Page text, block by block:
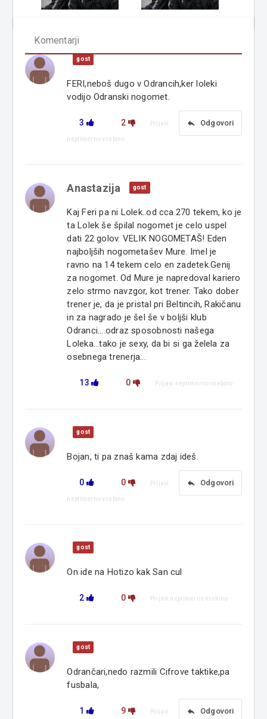
Komentarji
gost
FERI,neboš dugo v Odrancih,ker loleki
vodijo Odranski nogomet.
3 2 reply Odgovori
Prijavi
neprimerno vsebino
Anastazija gost
Kaj Feri pa ni Lolek..od cca.270 tekem, ko je
ta Lolek še špilal nogomet je celo uspel
dati 22 golov. VELIK NOGOMETAŠ! Eden
najboljših nogometašev Mure. Imel je
ravno na 14 tekem celo en zadetek.Genij
za nogomet. Od Mure je napredoval kariero
zelo strmo navzgor, kot trener. Tako dober
trener je, da je pristal pri Beltincih, Rakičanu
in za nagrado je šel še v boljši klub
Odranci....odraz sposobnosti našega
Loleka...tako je sexy, da bi si ga želela za
osebnega trenerja...
13 0 Prijavi neprimerno vsebino
gost
Bojan, ti pa znaš kama zdaj ideš.
0 0 reply Odgovori
Prijavi
neprimerno vsebino
gost
On ide na Hotizo kak San cul
2 0 Prijavi neprimerno vsebino
gost
Odrančari,nedo razmili Cifrove taktike,pa
fusbala,
1 9 reply Odgovori
Prijavi